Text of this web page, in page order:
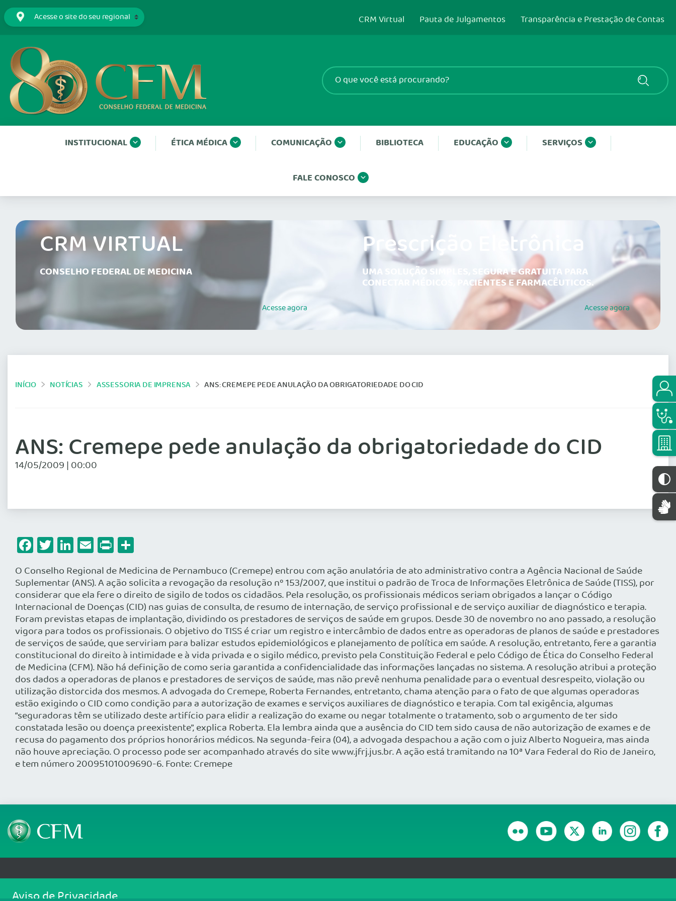
CRM Virtual Pauta de Julgamentos Transparência e Prestação de Contas
INSTITUCIONAL ÉTICA MÉDICA COMUNICAÇÃO BIBLIOTECA EDUCAÇÃO SERVIÇOS
FALE CONOSCO
CRM VIRTUAL
CONSELHO FEDERAL DE MEDICINA
Acesseagora
Prescrição Eletrônica
UMA SOLUÇÃO SIMPLES, SEGURA E GRATUITA PARA
CONECTAR MÉDICOS, PACIENTES E FARMACÊUTICOS.
Acesseagora
INÍCIO NOTÍCIAS ASSESSORIA DE IMPRENSA ANS: CREMEPE PEDE ANULAÇÃO DA OBRIGATORIEDADE DO CID
ANS: Cremepe pede anulação da obrigatoriedade do CID
14/05/2009 | 00:00
Facebook
Twitter
LinkedIn
Email
Print
O Conselho Regional de Medicina de Pernambuco (Cremepe) entrou com ação anulatória de ato administrativo contra a Agência Nacional de Saúde
Suplementar (ANS). A ação solicita a revogação da resolução nº 153/2007, que institui o padrão de Troca de Informações Eletrônica de Saúde (TISS), por
considerar que ela fere o direito de sigilo de todos os cidadãos. Pela resolução, os profissionais médicos seriam obrigados a lançar o Código
Internacional de Doenças (CID) nas guias de consulta, de resumo de internação, de serviço profissional e de serviço auxiliar de diagnóstico e terapia.
Foram previstas etapas de implantação, dividindo os prestadores de serviços de saúde em grupos. Desde 30 de novembro no ano passado, a resolução
vigora para todos os profissionais. O objetivo do TISS é criar um registro e intercâmbio de dados entre as operadoras de planos de saúde e prestadores
de serviços de saúde, que serviriam para balizar estudos epidemiológicos e planejamento de política em saúde. A resolução, entretanto, fere a garantia
constitucional do direito à intimidade e à vida privada e o sigilo médico, previsto pela Constituição Federal e pelo Código de Ética do Conselho Federal
de Medicina (CFM). Não há definição de como seria garantida a confidencialidade das informações lançadas no sistema. A resolução atribui a proteção
dos dados a operadoras de planos e prestadores de serviços de saúde, mas não prevê nenhuma penalidade para o eventual desrespeito, violação ou
utilização distorcida dos mesmos. A advogada do Cremepe, Roberta Fernandes, entretanto, chama atenção para o fato de que algumas operadoras
estão exigindo o CID como condição para a autorização de exames e serviços auxiliares de diagnóstico e terapia. Com tal exigência, algumas
“seguradoras têm se utilizado deste artifício para elidir a realização do exame ou negar totalmente o tratamento, sob o argumento de ter sido
constatada lesão ou doença preexistente”, explica Roberta. Ela lembra ainda que a ausência do CID tem sido causa de não autorização de exames e de
recusa do pagamento dos próprios honorários médicos. Na segunda-feira (04), a advogada despachou a ação com o juiz Alberto Nogueira, mas ainda
não houve apreciação. O processo pode ser acompanhado através do site www.jfrj.jus.br. A ação está tramitando na 10ª Vara Federal do Rio de Janeiro,
e tem número 20095101009690-6. Fonte: Cremepe
SGAS 616, Conjunto D, Lote 115, L2 Sul, Brasília/DF - CEP: 70200-760 - CNPJ: 33.583.550/0001-30
Aviso de Privacidade